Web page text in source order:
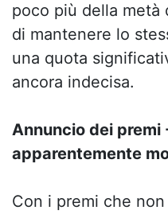
poco più della metà
di mantenere lo
una quota
ancora indecisa.
Annuncio dei premi
apparentemente
Con i premi che